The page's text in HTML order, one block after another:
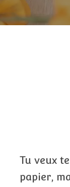
Tu veux
papier,